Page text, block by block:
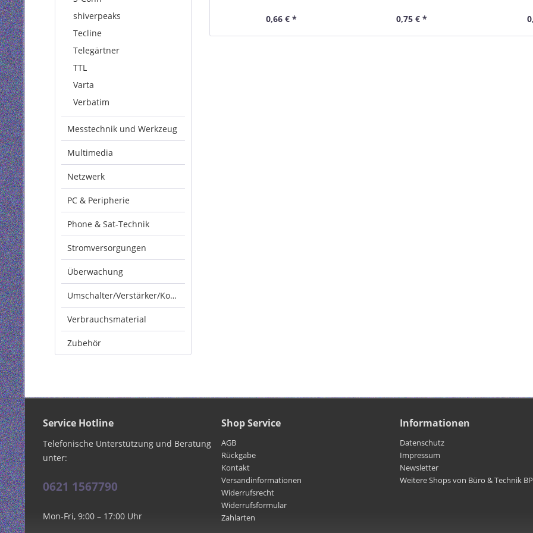
shiverpeaks
Tecline
Telegärtner
TTL
Varta
Verbatim
Messtechnik und Werkzeug
Multimedia
Netzwerk
PC & Peripherie
Phone & Sat-Technik
Stromversorgungen
Überwachung
Umschalter/Verstärker/Konverter
Verbrauchsmaterial
Zubehör
0,66 € *
0,75 € *
Service Hotline
Telefonische Unterstützung und Beratung
unter:
0621 1567790
Mon-Fri, 9:00 – 17:00 Uhr
Shop Service
AGB
Rückgabe
Kontakt
Versandinformationen
Widerrufsrecht
Widerrufsformular
Zahlarten
Informationen
Datenschutz
Impressum
Newsletter
Weitere Shops von Büro & Technik